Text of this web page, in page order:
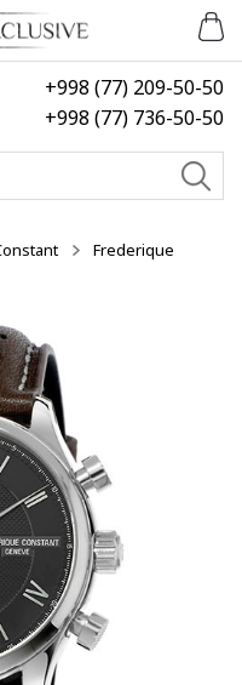
+998 (77) 209-50-50
+998 (77) 736-50-50
Frederique